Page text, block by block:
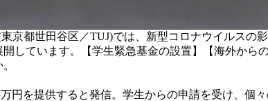
京都世田谷区／TUJ)では、新型コロナウイルスの
しています。【学生緊急基金の設置】【海外か
円を提供すると発信。学生からの申請を受け、個